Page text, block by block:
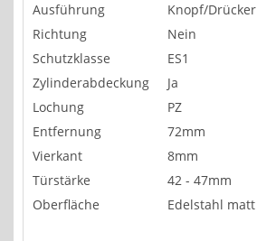
Ausführung
Knopf/Drücker
Richtung
Nein
Schutzklasse
ES1
Zylinderabdeckung
Ja
Lochung
PZ
Entfernung
72mm
Vierkant
8mm
Türstärke
42 - 47mm
Oberfläche
Edelstahl matt